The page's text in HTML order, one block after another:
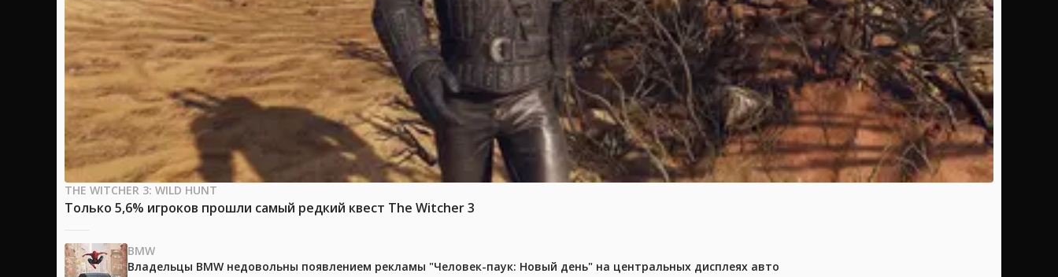
THE WITCHER 3: WILD HUNT
Только 5,6% игроков прошли самый редкий квест The Witcher 3
BMW
Владельцы BMW недовольны появлением рекламы "Человек-паук: Новый день" на центральных дисплеях авто